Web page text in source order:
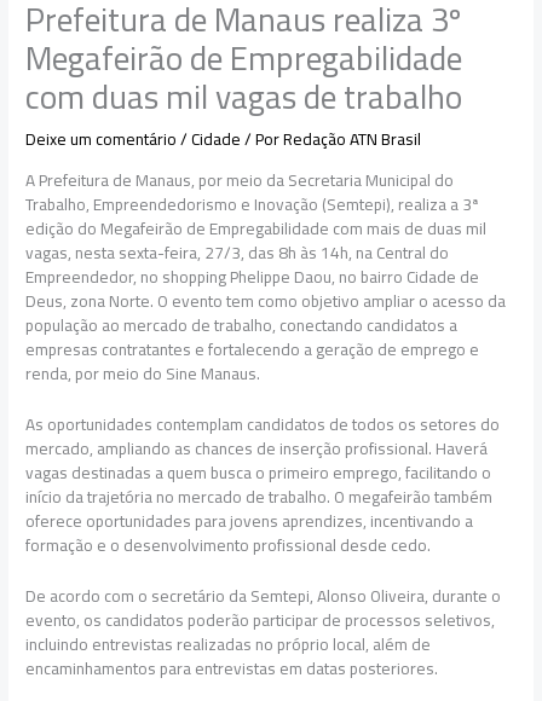
Prefeitura de Manaus realiza 3º
Megafeirão de Empregabilidade
com duas mil vagas de trabalho
Deixe um comentário/Cidade/ PorRedação ATN Brasil
A Prefeitura de Manaus, por meio da Secretaria Municipal do
Trabalho, Empreendedorismo e Inovação (Semtepi), realiza a 3ª
edição do Megafeirão de Empregabilidade com mais de duas mil
vagas, nesta sexta-feira, 27/3, das 8h às 14h, na Central do
Empreendedor, no shopping Phelippe Daou, no bairro Cidade de
Deus, zona Norte. O evento tem como objetivo ampliar o acesso da
população ao mercado de trabalho, conectando candidatos a
empresas contratantes e fortalecendo a geração de emprego e
renda, por meio do Sine Manaus.
As oportunidades contemplam candidatos de todos os setores do
mercado, ampliando as chances de inserção profissional. Haverá
vagas destinadas a quem busca o primeiro emprego, facilitando o
início da trajetória no mercado de trabalho. O megafeirão também
oferece oportunidades para jovens aprendizes, incentivando a
formação e o desenvolvimento profissional desde cedo.
De acordo com o secretário da Semtepi, Alonso Oliveira, durante o
evento, os candidatos poderão participar de processos seletivos,
incluindo entrevistas realizadas no próprio local, além de
encaminhamentos para entrevistas em datas posteriores.